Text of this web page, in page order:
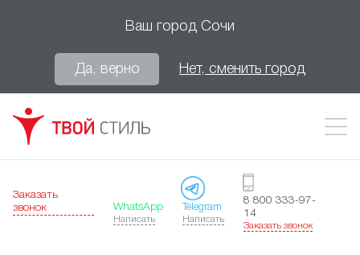
Ваш город Сочи
Да, верно Нет, сменить город
Заказать
звонок
WhatsApp
Написать
Telegram
Написать
8 800 333-97-
14
Заказать звонок